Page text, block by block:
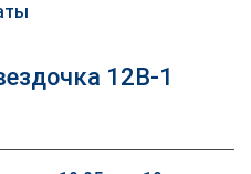
12B-1